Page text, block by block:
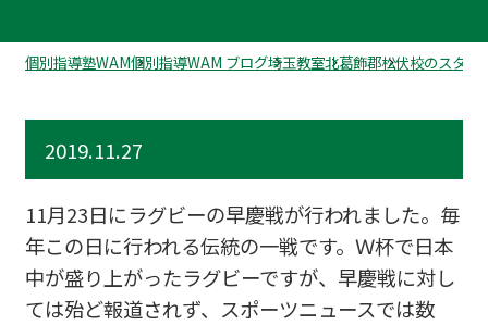
個別指導塾WAM個別指導WAM ブログ埼玉教室北葛飾郡松伏校のスタッ
2019.11.27
11月23日にラグビーの早慶戦が行われました。毎
年この日に行われる伝統の一戦です。Ｗ杯で日本
中が盛り上がったラグビーですが、早慶戦に対し
ては殆ど報道されず、スポーツニュースでは数